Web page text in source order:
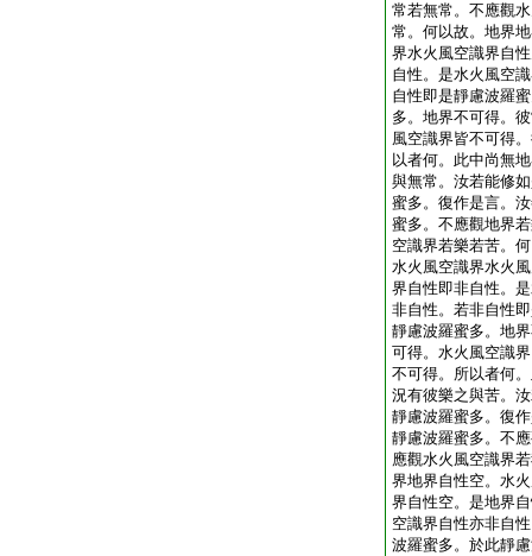
常若無常。不應觀
常。何以故。地界
界水火風空識界自
自性。是水火風空
自性即是靜慮波羅
多。地界不可得。
風空識界皆不可得
以者何。此中尚無
與無常。汝若能修
蜜多。復作是言。
蜜多。不應觀地界
空識界若樂若苦。
水火風空識界水火
界自性即非自性。
非自性。若非自性
靜慮波羅蜜多。地
可得。水火風空識
不可得。所以者何
況有彼樂之與苦。
靜慮波羅蜜多。復
靜慮波羅蜜多。不
應觀水火風空識界
界地界自性空。水
界自性空。是地界
空識界自性亦非自
波羅蜜多。於此靜